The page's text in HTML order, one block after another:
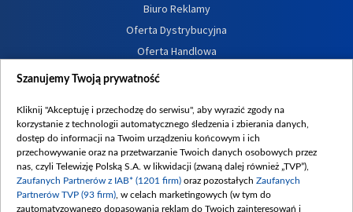
Biuro Reklamy
Oferta Dystrybucyjna
Oferta Handlowa
Dostępność
Procedura zgłoszeń wewnętrznych
Szanujemy Twoją prywatność
Kliknij "Akceptuję i przechodzę do serwisu", aby wyrazić zgody na
korzystanie z technologii automatycznego śledzenia i zbierania danych,
dostęp do informacji na Twoim urządzeniu końcowym i ich
przechowywanie oraz na przetwarzanie Twoich danych osobowych przez
nas, czyli Telewizję Polską S.A. w likwidacji (zwaną dalej również „TVP”),
Zaufanych Partnerów z IAB* (1201 firm) oraz pozostałych Zaufanych
Partnerów TVP (93 firm) , w celach marketingowych (w tym do
zautomatyzowanego dopasowania reklam do Twoich zainteresowań i